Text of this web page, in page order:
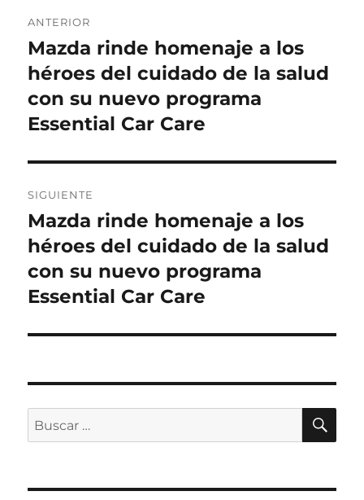
de
entradas
ANTERIOR
Entrada
anterior:
Mazda rinde homenaje a los
héroes del cuidado de la salud
con su nuevo programa
Essential Car Care
SIGUIENTE
Entrada
siguiente:
Mazda rinde homenaje a los
héroes del cuidado de la salud
con su nuevo programa
Essential Car Care
Buscar
por: